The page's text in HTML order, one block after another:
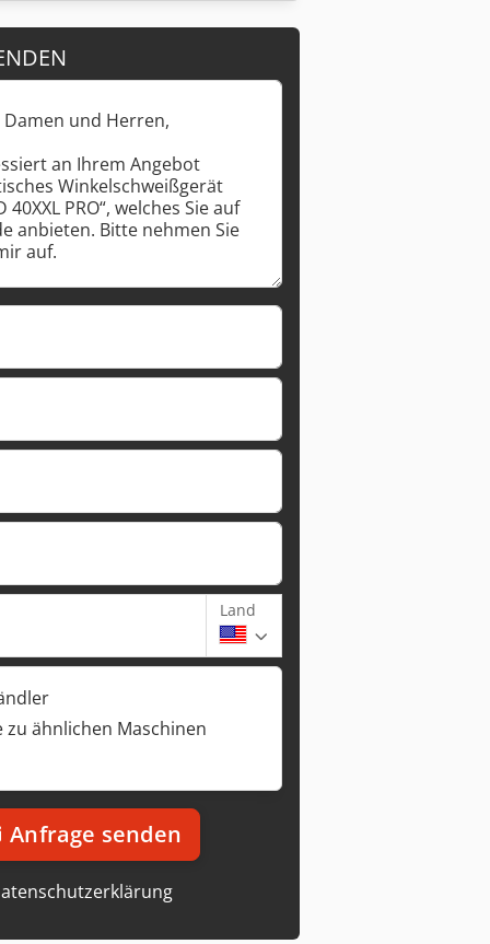
Mehr Bilder anfragen
Land
zu ähnlichen Maschinen
Anfrage senden